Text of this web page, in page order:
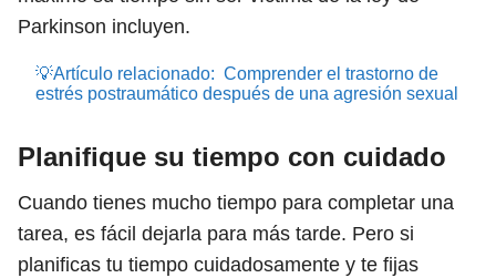
Parkinson incluyen.
💡Artículo relacionado: Comprender el trastorno de
estrés postraumático después de una agresión sexual
Planifique su tiempo con cuidado
Cuando tienes mucho tiempo para completar una
tarea, es fácil dejarla para más tarde. Pero si
planificas tu tiempo cuidadosamente y te fijas